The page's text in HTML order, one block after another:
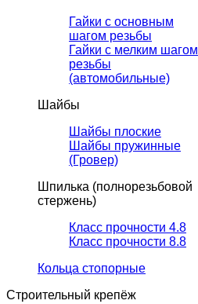
Гайки с основным
шагом резьбы
Гайки с мелким шагом
резьбы
(автомобильные)
Шайбы
Шайбы плоские
Шайбы пружинные
(Гровер)
Шпилька (полнорезьбовой
стержень)
Класс прочности 4.8
Класс прочности 8.8
Кольца стопорные
Строительный крепёж